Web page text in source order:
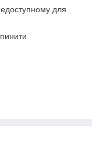
для